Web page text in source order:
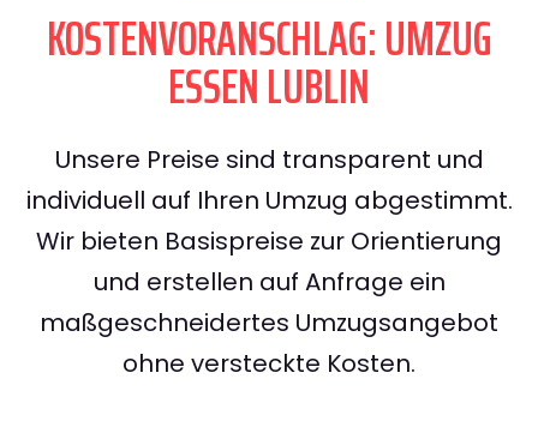
KOSTENVORANSCHLAG: UMZUG
ESSEN LUBLIN
Unsere Preise sind transparent und
individuell auf Ihren Umzug abgestimmt.
Wir bieten Basispreise zur Orientierung
und erstellen auf Anfrage ein
maßgeschneidertes Umzugsangebot
ohne versteckte Kosten.